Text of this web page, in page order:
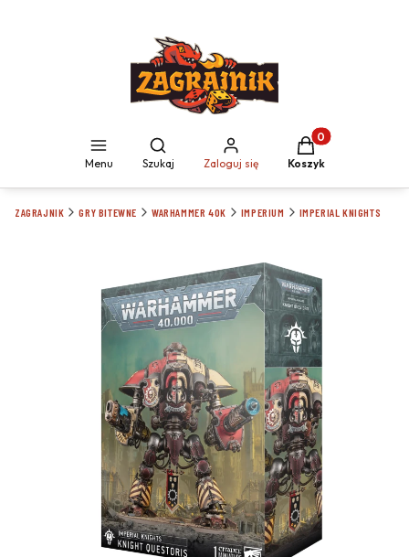
Menu
Otwórz wyszukiwarkę
Szukaj Zaloguj się
Produkty w
Koszyk
ZAGRAJNIK GRY BITEWNE WARHAMMER 40K IMPERIUM IMPERIAL KNIGHTS